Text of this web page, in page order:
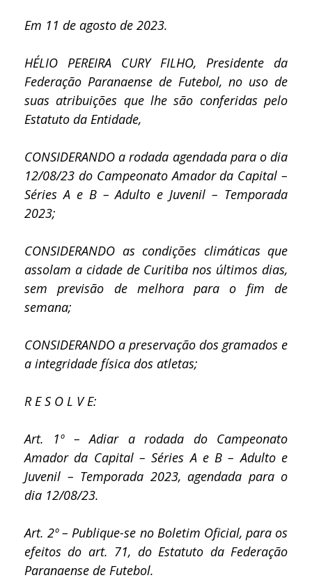
Em 11 de agosto de 2023.
HÉLIO PEREIRA CURY FILHO, Presidente da
Federação Paranaense de Futebol, no uso de
suas atribuições que lhe são conferidas pelo
Estatuto da Entidade,
CONSIDERANDO a rodada agendada para o dia
12/08/23 do Campeonato Amador da Capital –
Séries A e B – Adulto e Juvenil – Temporada
2023;
CONSIDERANDO as condições climáticas que
assolam a cidade de Curitiba nos últimos dias,
sem previsão de melhora para o fim de
semana;
CONSIDERANDO a preservação dos gramados e
a integridade física dos atletas;
R E S O L V E:
Art. 1º – Adiar a rodada do Campeonato
Amador da Capital – Séries A e B – Adulto e
Juvenil – Temporada 2023, agendada para o
dia 12/08/23.
Art. 2º – Publique-se no Boletim Oficial, para os
efeitos do art. 71, do Estatuto da Federação
Paranaense de Futebol.